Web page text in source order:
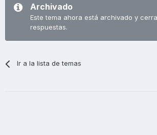
Archivado
Este tema ahora está archivado y
respuestas.
Ir a la lista de temas